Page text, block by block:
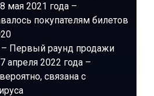
мая 2021 года –
покупателям билетов
Первый раунд продажи
апреля 2022 года –
связана с